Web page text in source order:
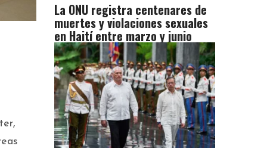
La ONU registra centenares de
muertes y violaciones sexuales
en Haití entre marzo y junio